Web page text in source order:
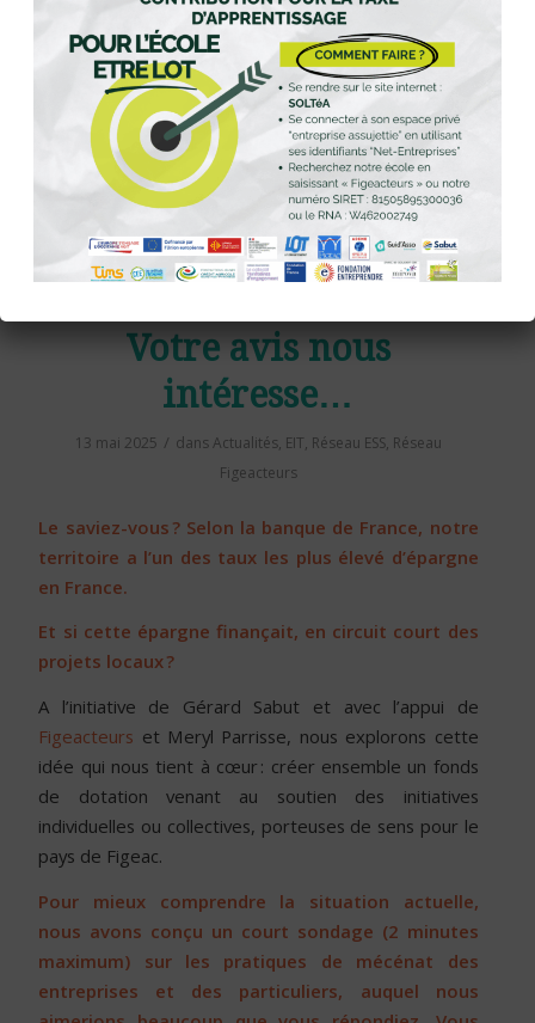
entreprise : une solution
collective pour
simplifier la gestion
15 mai 2025 / dansActualités EIT,Non classé,Réseau ESS
Votre avis nous
intéresse…
13 mai 2025 / dansActualités, EIT, Réseau ESS, Réseau
Figeacteurs
Le saviez-vous ? Selon la banque de France, notre
territoire a l’un des taux les plus élevé d’épargne
en France.
Et si cette épargne finançait, en circuit court des
projets locaux ?
A l’initiative de Gérard Sabut et avec l’appui de
Figeacteurs et Meryl Parrisse, nous explorons cette
idée qui nous tient à cœur : créer ensemble un fonds
de dotation venant au soutien des initiatives
individuelles ou collectives, porteuses de sens pour le
pays de Figeac.
Pour mieux comprendre la situation actuelle,
nous avons conçu un court sondage (2 minutes
maximum) sur les pratiques de mécénat des
entreprises et des particuliers, auquel nous